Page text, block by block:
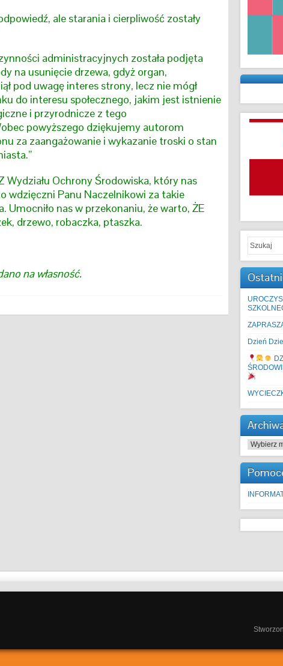
ale starania i cierpliwość zostały
administracyjnych została podjęta
na usunięcie drzewa, gdyż organ,
pod uwagę interes strony, lecz nie mógł
do interesu społecznego, jakim jest istnienie
i przyrodnicze z tego
dziękujemy autorom
za zaangażowanie i wykazanie troski o stan
Ochrony Środowiska, który nas
wdzięczni Panu Naczelnikowi za takie
Umocniło nas w przekonaniu, że warto, ŻE
drzewo, robaczka, ptaszka.
na własność.
Dzień
Archiwa